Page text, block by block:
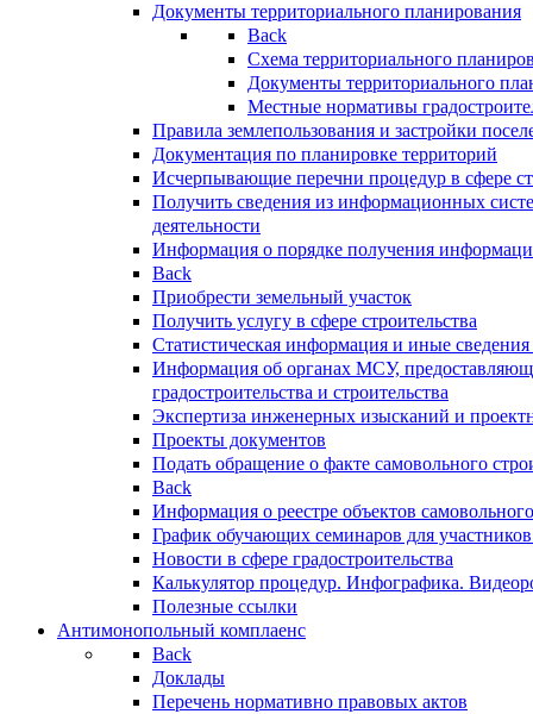
Документы территориального планирования
Back
Схема территориального
Документы территориального
Местные нормативы
Правила землепользования и застройки
Документация по планировке территорий
Исчерпывающие перечни процедур в сфере
Получить сведения из информационных
деятельности
Информация о порядке получения
Back
Приобрести земельный участок
Получить услугу в сфере строительства
Статистическая информация и иные сведения
Информация об органах МСУ,
градостроительства и строительства
Экспертиза инженерных изысканий и
Проекты документов
Подать обращение о факте самовольного
Back
Информация о реестре объектов
График обучающих семинаров для участников
Новости в сфере градостроительства
Калькулятор процедур. Инфографика.
Полезные ссылки
Антимонопольный комплаенс
Back
Доклады
Перечень нормативно правовых актов